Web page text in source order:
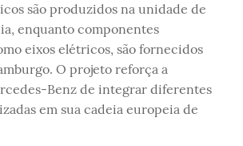
são produzidos na unidade de
enquanto componentes
eixos elétricos, são fornecidos
O projeto reforça a
Benz de integrar diferentes
em sua cadeia europeia de